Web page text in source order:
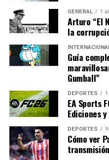
en Japón no solo refuerza
también abre puertas para
Con la mirada puesta en el
trabajando en nuevos
experiencia en A-Nation es
parece ser una carrera
NOTICIAS RELACIONADAS:
GENERAL 1
Arturo “El
la
Guía
Gumball”
DEPORTES
EA Sports
Ediciones
DEPORTES
Cómo ver